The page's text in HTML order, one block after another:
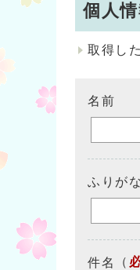
個人
取得し
名前
ふりがな
件名 （